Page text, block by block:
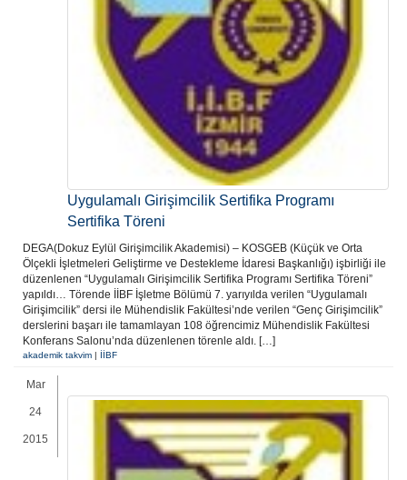
Uygulamalı Girişimcilik Sertifika Programı
Sertifika Töreni
DEGA(Dokuz Eylül Girişimcilik Akademisi) – KOSGEB (Küçük ve Orta
Ölçekli İşletmeleri Geliştirme ve Destekleme İdaresi Başkanlığı) işbirliği ile
düzenlenen “Uygulamalı Girişimcilik Sertifika Programı Sertifika Töreni”
yapıldı… Törende İİBF İşletme Bölümü 7. yarıyılda verilen “Uygulamalı
Girişimcilik” dersi ile Mühendislik Fakültesi’nde verilen “Genç Girişimcilik”
derslerini başarı ile tamamlayan 108 öğrencimiz Mühendislik Fakültesi
Konferans Salonu’nda düzenlenen törenle aldı. […]
akademik takvim | İİBF
Mar
24
2015